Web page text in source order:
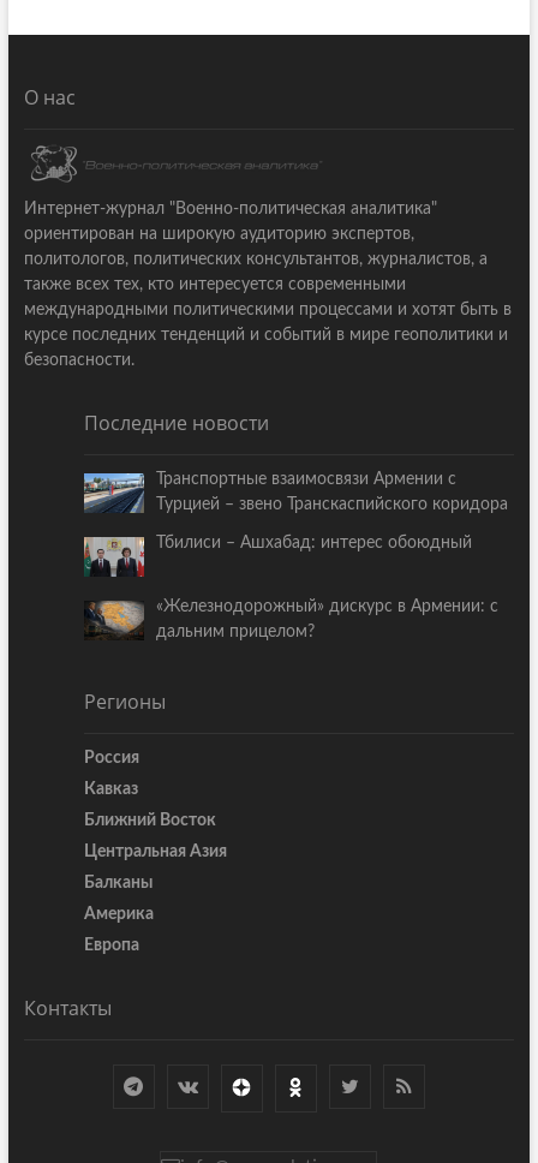
О нас
Интернет-журнал "Военно-политическая аналитика"
ориентирован на широкую аудиторию экспертов,
политологов, политических консультантов, журналистов, а
также всех тех, кто интересуется современными
международными политическими процессами и хотят быть в
курсе последних тенденций и событий в мире геополитики и
безопасности.
Последние новости
Транспортные взаимосвязи Армении с
Турцией – звено Транскаспийского коридора
Тбилиси – Ашхабад: интерес обоюдный
«Железнодорожный» дискурс в Армении: с
дальним прицелом?
Регионы
Россия
Кавказ
Ближний Восток
Центральная Азия
Балканы
Америка
Европа
Контакты